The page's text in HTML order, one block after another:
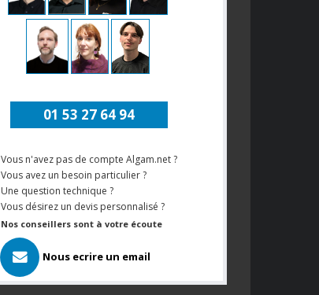
01 53 27 64 94
Vous n'avez pas de compte Algam.net ?
Vous avez un besoin particulier ?
Une question technique ?
Vous désirez un devis personnalisé ?
Nos conseillers sont à votre écoute
Nous ecrire un email